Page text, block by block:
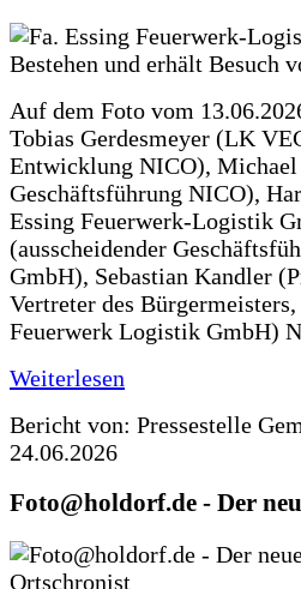
Auf dem Foto vom
Tobias Gerdesmeyer (LK
Entwicklung NICO),
Geschäftsführung NICO),
Essing Feuerwerk-Logistik
(ausscheidender
GmbH), Sebastian Kandler
Vertreter des
Feuerwerk Logistik GmbH)
Weiterlesen
Bericht von: Pressestelle
24.06.2026
Foto@holdorf.de - Der